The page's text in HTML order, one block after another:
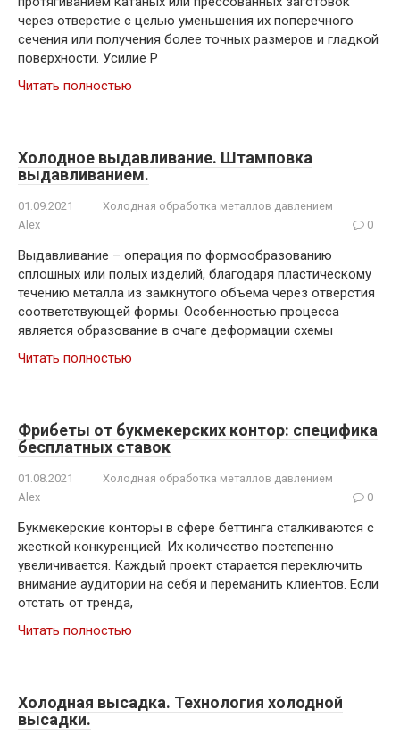
через отверстие с целью уменьшения их поперечного
сечения или получения более точных размеров и гладкой
поверхности. Усилие Р
Читать полностью
Холодное выдавливание. Штамповка
выдавливанием.
01.09.2021
Холодная обработка металлов давлением
Alex
0
Выдавливание – операция по формообразованию
сплошных или полых изделий, благодаря пластическому
течению металла из замкнутого объема через отверстия
соответствующей формы. Особенностью процесса
является образование в очаге деформации схемы
Читать полностью
Фрибеты от букмекерских контор: специфика
бесплатных ставок
01.08.2021
Холодная обработка металлов давлением
Alex
0
Букмекерские конторы в сфере беттинга сталкиваются с
жесткой конкуренцией. Их количество постепенно
увеличивается. Каждый проект старается переключить
внимание аудитории на себя и переманить клиентов. Если
отстать от тренда,
Читать полностью
Холодная высадка. Технология холодной
высадки.